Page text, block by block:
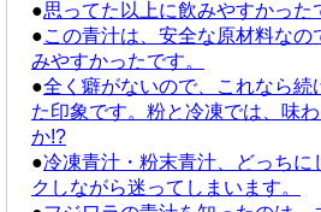
●思ってた以上に飲みやすかった
●この青汁は、安全な原材料なの
みやすかったです。
●全く癖がないので、これなら続
た印象です。粉と冷凍では、味
か!?
●冷凍青汁・粉末青汁、どっちに
クしながら迷ってしまいます。